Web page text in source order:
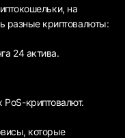
на
разные криптовалюты:
24 актива.
криптовалют.
которые